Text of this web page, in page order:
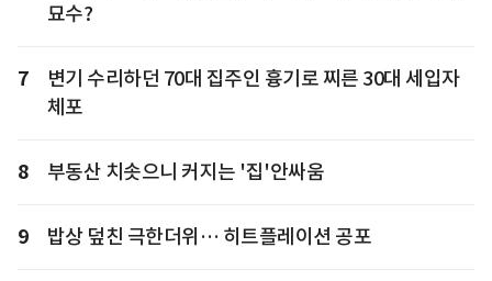
묘수?
7
변기 수리하던 70대 집주인 흉기로 찌른 30대 세입자
체포
8 부동산 치솟으니 커지는 '집'안싸움
9 밥상 덮친 극한더위… 히트플레이션 공포